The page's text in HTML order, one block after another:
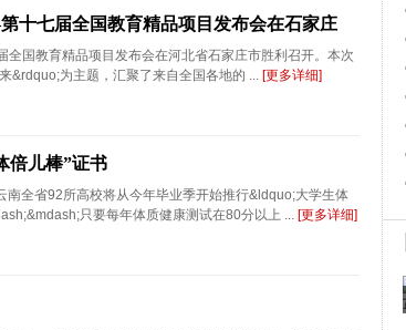
十七届全国教育精品项目发布会在石家庄
国教育精品项目发布会在河北省石家庄市胜利召开。本次
&rdquo;为主题，汇聚了来自全国各地的 ... [更多详细]
倍儿棒”证书
南全省92所高校将从今年毕业季开始推行&ldquo;大学生体
只要每年体质健康测试在80分以上 ... [更多详细]